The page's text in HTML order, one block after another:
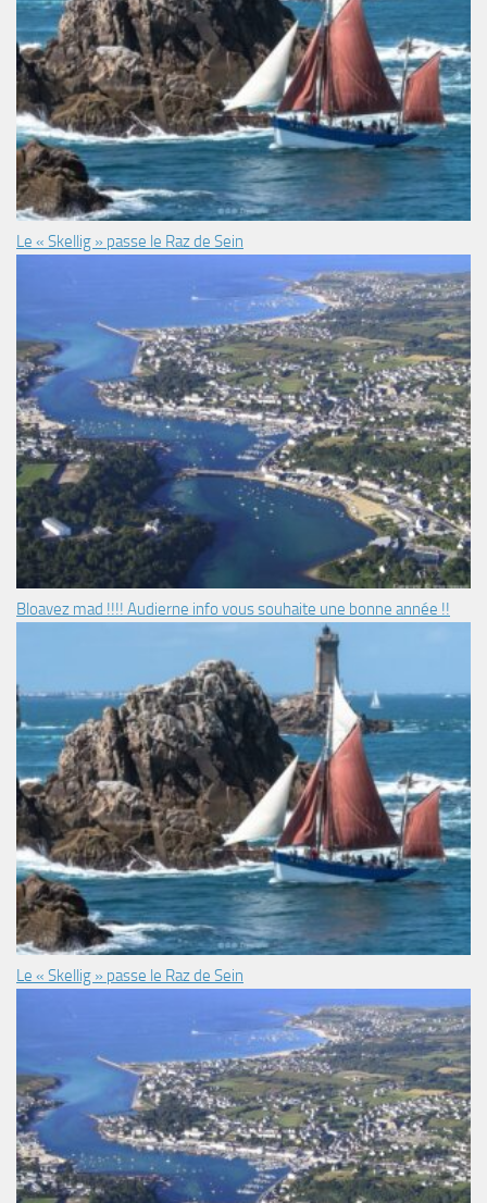
Le « Skellig » passe le Raz de Sein
Bloavez mad !!!! Audierne info vous souhaite une bonne année !!
Le « Skellig » passe le Raz de Sein